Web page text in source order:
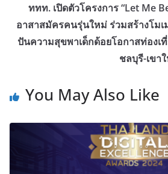
ททท. เปิดตัวโครงการ “Let Me
อาสาสมัครคนรุ่นใหม่ ร่วมสร้างโม
ปันความสุขพาเด็กด้อยโอกาสท่องเ
ชลบุรี-เขา
You May Also Like